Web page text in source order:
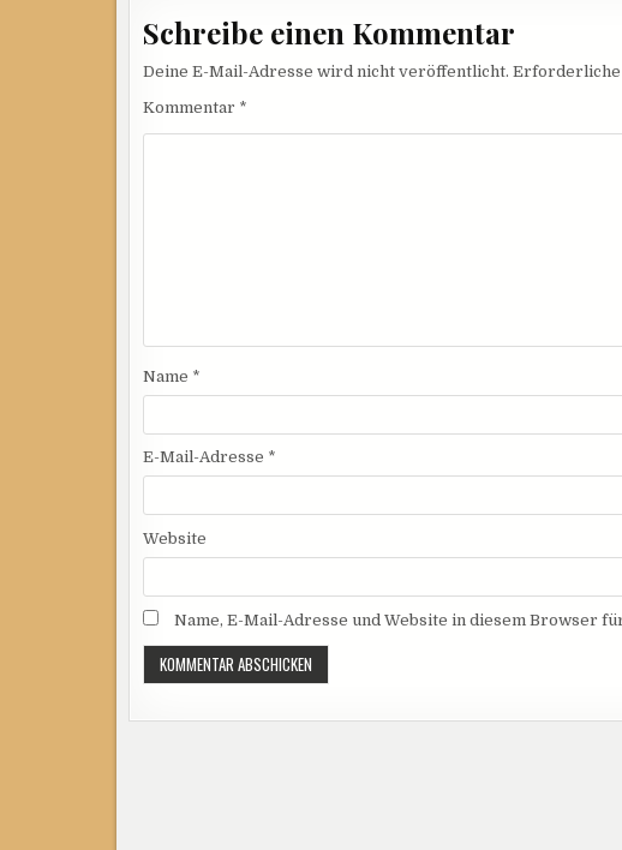
Schreibe einen Kommentar
Deine E-Mail-Adresse wird nicht veröffentlicht. Erforderliche
Kommentar *
Name *
E-Mail-Adresse *
Website
Name, E-Mail-Adresse und Website in diesem Browser